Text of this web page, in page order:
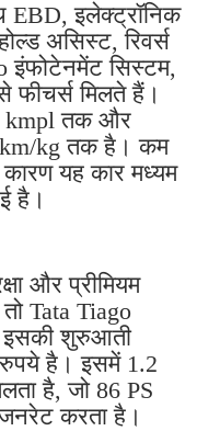
इलेक्ट्रॉनिक
असिस्ट, रिवर्स
इंफोटेनमेंट सिस्टम,
फीचर्स मिलते हैं।
kmpl तक और
km/kg तक है। कम
यह कार मध्यम
है।
और प्रीमियम
Tata Tiago
शुरुआती
है। इसमें 1.2
है, जो 86 PS
करता है।